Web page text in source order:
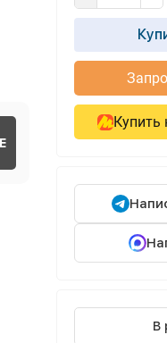
Купить
В